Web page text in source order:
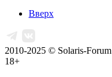
Вверх
2010-2025 © Solaris-Forum
18+